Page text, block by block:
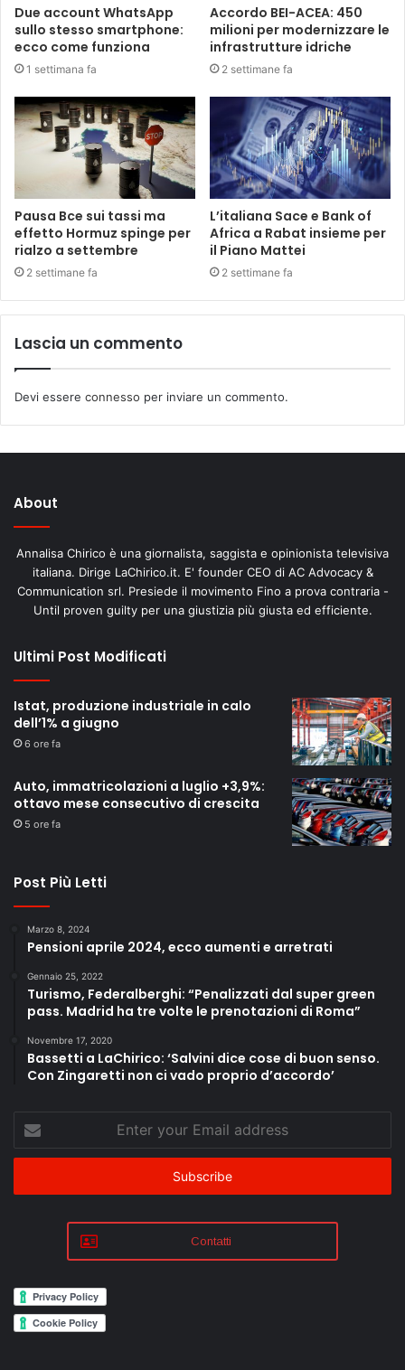
Due account WhatsApp
sullo stesso smartphone:
ecco come funziona
1 settimana fa
Accordo BEI-ACEA: 450
milioni per modernizzare le
infrastrutture idriche
2 settimane fa
Pausa Bce sui tassi ma
effetto Hormuz spinge per
rialzo a settembre
2 settimane fa
L’italiana Sace e Bank of
Africa a Rabat insieme per
il Piano Mattei
2 settimane fa
Lascia un commento
Devi essere connesso per inviare un commento.
About
Annalisa Chirico è una giornalista, saggista e opinionista televisiva
italiana. Dirige LaChirico.it. E' founder CEO di AC Advocacy &
Communication srl. Presiede il movimento Fino a prova contraria -
Until proven guilty per una giustizia più giusta ed efficiente.
Ultimi Post Modificati
Istat, produzione industriale in calo
dell’1% a giugno
6 ore fa
Auto, immatricolazioni a luglio +3,9%:
ottavo mese consecutivo di crescita
5 ore fa
Post Più Letti
Marzo 8, 2024
Pensioni aprile 2024, ecco aumenti e arretrati
Gennaio 25, 2022
Turismo, Federalberghi: “Penalizzati dal super green
pass. Madrid ha tre volte le prenotazioni di Roma”
Novembre 17, 2020
Bassetti a LaChirico: ‘Salvini dice cose di buon senso.
Con Zingaretti non ci vado proprio d’accordo’
Enter
your
Email
Contatti